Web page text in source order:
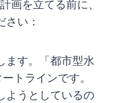
画を立てる前に、
い：
ます。「都市型水
トラインです。
ようとしているの